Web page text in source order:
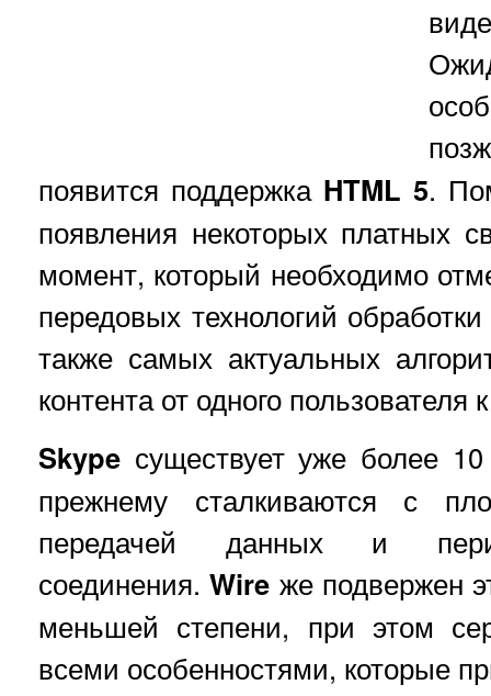
появится поддержка HTML 5.
появления некоторых платных
момент, который необходимо
передовых технологий
также самых актуальных
контента от одного пользователя
Skype существует уже более
прежнему сталкиваются с
передачей данных и
соединения.Wire же подвержен
меньшей степени, при этом
всеми особенностями, которые